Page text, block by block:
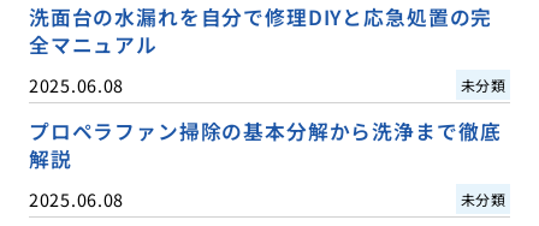
洗面台の水漏れを自分で修理DIYと応急処置の完
全マニュアル
2025.06.08 未分類
プロペラファン掃除の基本分解から洗浄まで徹底
解説
2025.06.08 未分類